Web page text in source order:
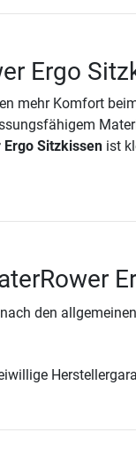
Ergo
mehr Komfort
Ergo Sitzkissenist
den